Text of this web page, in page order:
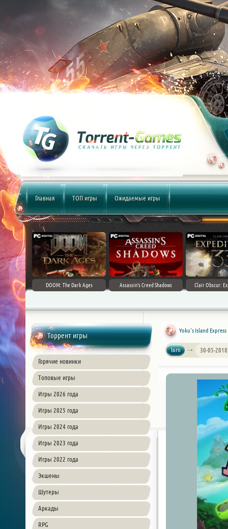
Главная ТОП игры Ожидаемые игры
DOOM: The Dark Ages Assassin's Creed Shadows Clair Obscur:
Торрент игры
Горячие новинки
Топовые игры
Игры 2026 года
Игры 2025 года
Игры 2024 года
Игры 2023 года
Игры 2022 года
Экшены
Шутеры
Аркады
RPG
Yoku's Island Express
lorn 30-05-